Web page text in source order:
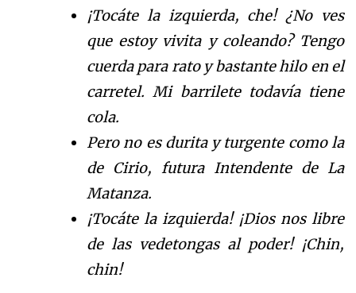
¡Tocáte la izquierda, che! ¿No ves
que estoy vivita y coleando? Tengo
cuerda para rato y bastante hilo en el
carretel. Mi barrilete todavía tiene
cola.
Pero no es durita y turgente como la
de Cirio, futura Intendente de La
Matanza.
¡Tocáte la izquierda! ¡Dios nos libre
de las vedetongas al poder! ¡Chin,
chin!